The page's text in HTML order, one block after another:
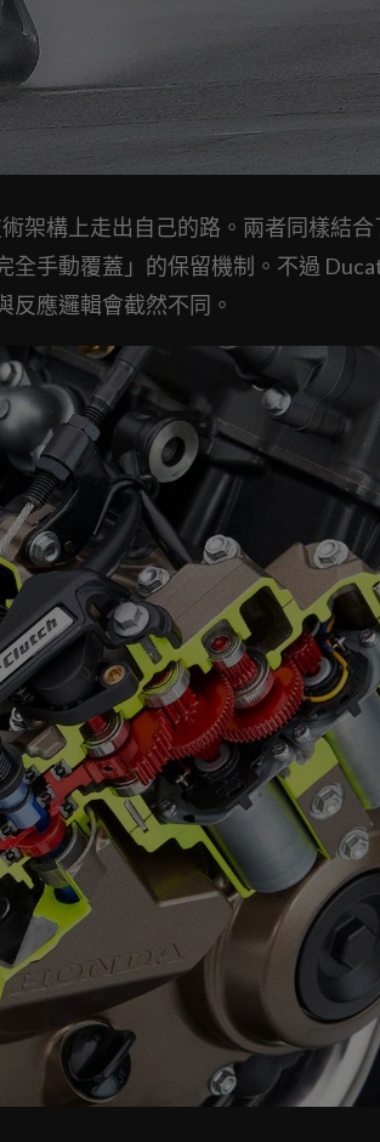
架構上走出自己的路。兩者同樣結合
手動覆蓋」的保留機制。不過
反應邏輯會截然不同。